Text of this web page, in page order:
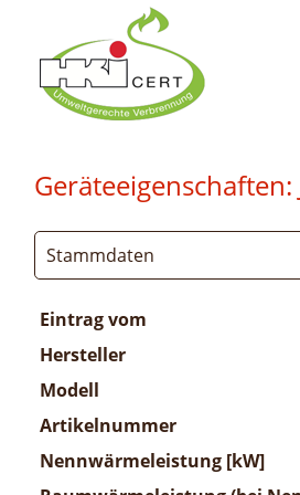
Geräteeigenschaften:
Stammdaten
Eintrag vom
Hersteller
Modell
Artikelnummer
Nennwärmeleistung [kW]